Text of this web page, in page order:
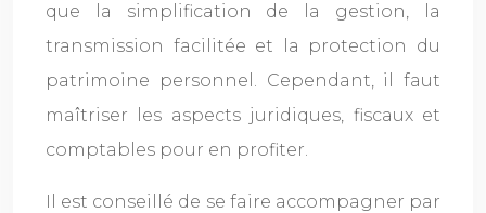
que la simplification de la gestion, la
transmission facilitée et la protection du
patrimoine personnel. Cependant, il faut
maîtriser les aspects juridiques, fiscaux et
comptables pour en profiter.
Il est conseillé de se faire accompagner par